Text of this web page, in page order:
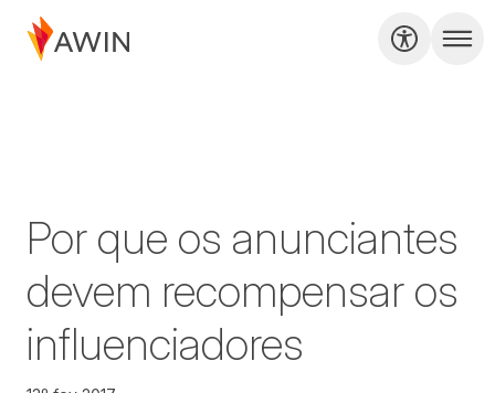
Por que os anunciantes
devem recompensar os
influenciadores